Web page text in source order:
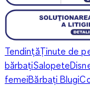
TendințăȚinute de
bărbațiSalopete
femeiBărbați Blugi